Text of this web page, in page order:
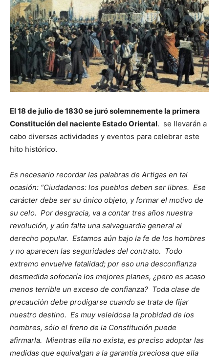
El 18 de julio de 1830 se juró solemnemente la primera
Constitución del naciente Estado Oriental. se llevarán a
cabo diversas actividades y eventos para celebrar este
hito histórico.
Es necesario recordar las palabras de Artigas en tal
ocasión: “Ciudadanos: los pueblos deben ser libres. Ese
carácter debe ser su único objeto, y formar el motivo de
su celo. Por desgracia, va a contar tres años nuestra
revolución, y aún falta una salvaguardia general al
derecho popular. Estamos aún bajo la fe de los hombres
y no aparecen las seguridades del contrato. Todo
extremo envuelve fatalidad; por eso una desconfianza
desmedida sofocaría los mejores planes, ¿pero es acaso
menos terrible un exceso de confianza? Toda clase de
precaución debe prodigarse cuando se trata de fijar
nuestro destino. Es muy veleidosa la probidad de los
hombres, sólo el freno de la Constitución puede
afirmarla. Mientras ella no exista, es preciso adoptar las
medidas que equivalgan a la garantía preciosa que ella